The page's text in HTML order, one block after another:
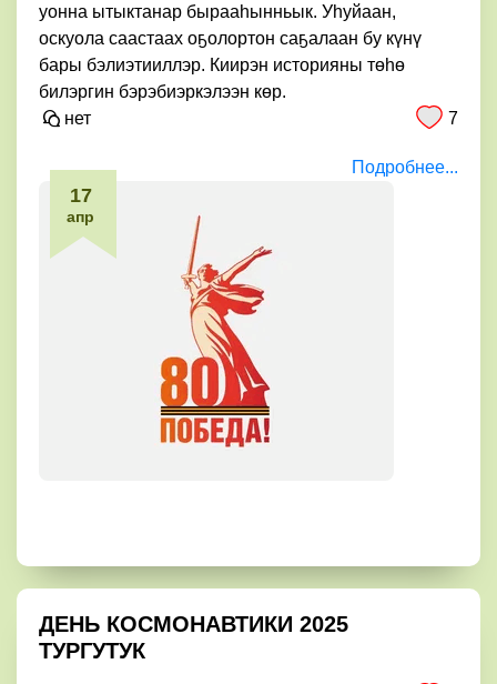
17
апр
уонна ытыктанар бырааһынньык. Уһуйаан,
оскуола саастаах оҕолортон саҕалаан бу күнү
бары бэлиэтииллэр. Киирэн историяны төһө
билэргин бэрэбиэркэлээн көр.
нет
7
Подробнее...
ДЕНЬ КОСМОНАВТИКИ 2025
ТУРГУТУК